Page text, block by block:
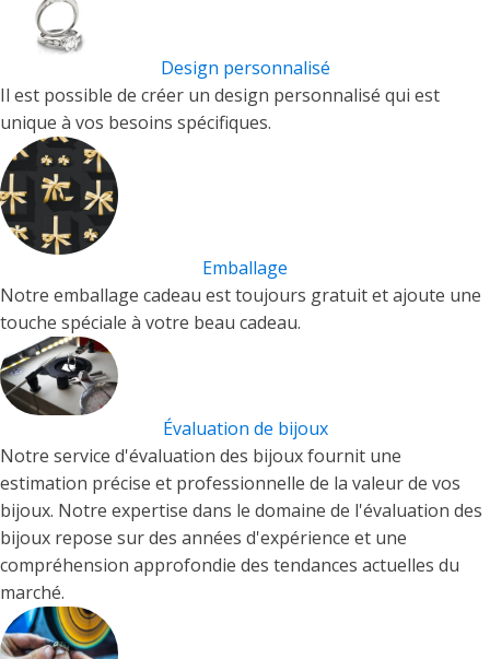
Design personnalisé
Il est possible de créer un design personnalisé qui est
unique à vos besoins spécifiques.
Emballage
Notre emballage cadeau est toujours gratuit et ajoute une
touche spéciale à votre beau cadeau.
Évaluation de bijoux
Notre service d'évaluation des bijoux fournit une
estimation précise et professionnelle de la valeur de vos
bijoux. Notre expertise dans le domaine de l'évaluation des
bijoux repose sur des années d'expérience et une
compréhension approfondie des tendances actuelles du
marché.